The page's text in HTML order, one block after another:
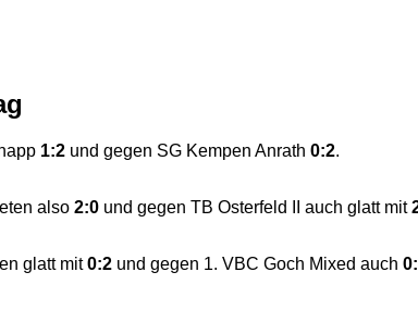
1:2 und gegen SG Kempen Anrath 0:2.
also 2:0 und gegen TB Osterfeld II auch glatt mit
glatt mit0:2 und gegen 1. VBC Goch Mixed auch